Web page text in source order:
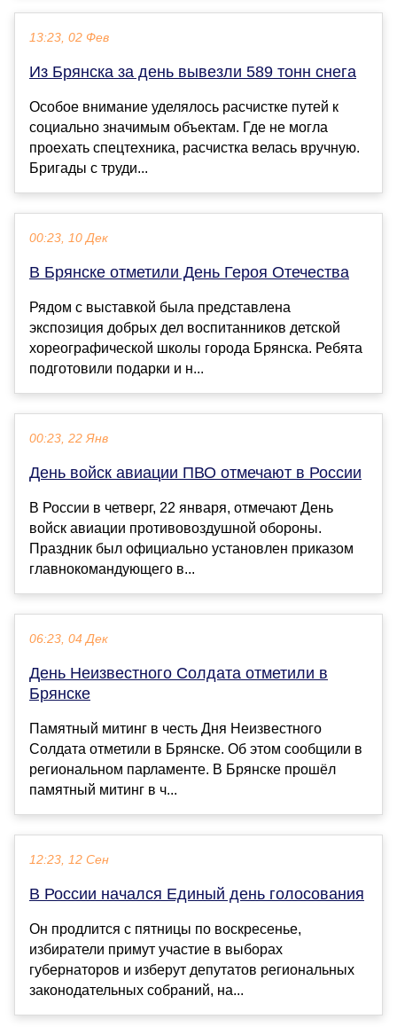
13:23, 02 Фев
Из Брянска за день вывезли 589 тонн снега
Особое внимание уделялось расчистке путей к
социально значимым объектам. Где не могла
проехать спецтехника, расчистка велась вручную.
Бригады с труди...
00:23, 10 Дек
В Брянске отметили День Героя Отечества
Рядом с выставкой была представлена
экспозиция добрых дел воспитанников детской
хореографической школы города Брянска. Ребята
подготовили подарки и н...
00:23, 22 Янв
День войск авиации ПВО отмечают в России
В России в четверг, 22 января, отмечают День
войск авиации противовоздушной обороны.
Праздник был официально установлен приказом
главнокомандующего в...
06:23, 04 Дек
День Неизвестного Солдата отметили в
Брянске
Памятный митинг в честь Дня Неизвестного
Солдата отметили в Брянске. Об этом сообщили в
региональном парламенте. В Брянске прошёл
памятный митинг в ч...
12:23, 12 Сен
В России начался Единый день голосования
Он продлится с пятницы по воскресенье,
избиратели примут участие в выборах
губернаторов и изберут депутатов региональных
законодательных собраний, на...